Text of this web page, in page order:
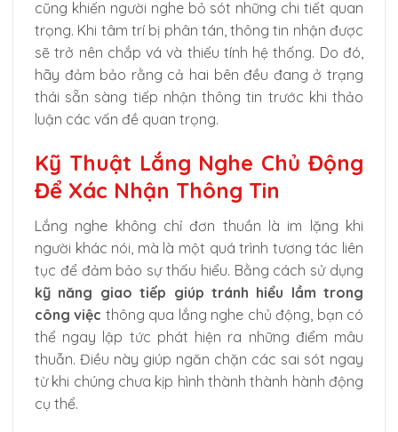
cũng khiến người nghe bỏ sót những chi tiết quan
trọng. Khi tâm trí bị phân tán, thông tin nhận được
sẽ trở nên chắp vá và thiếu tính hệ thống. Do đó,
hãy đảm bảo rằng cả hai bên đều đang ở trạng
thái sẵn sàng tiếp nhận thông tin trước khi thảo
luận các vấn đề quan trọng.
Kỹ Thuật Lắng Nghe Chủ Động
Để Xác Nhận Thông Tin
Lắng nghe không chỉ đơn thuần là im lặng khi
người khác nói, mà là một quá trình tương tác liên
tục để đảm bảo sự thấu hiểu. Bằng cách sử dụng
kỹ năng giao tiếp giúp tránh hiểu lầm trong
công việc thông qua lắng nghe chủ động, bạn có
thể ngay lập tức phát hiện ra những điểm mâu
thuẫn. Điều này giúp ngăn chặn các sai sót ngay
từ khi chúng chưa kịp hình thành thành hành động
cụ thể.